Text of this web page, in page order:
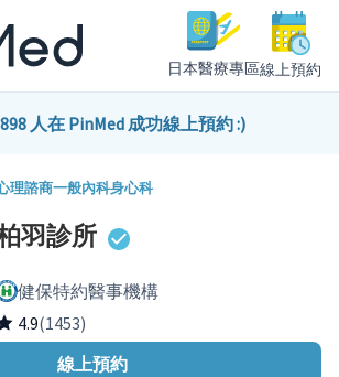
日本醫療專區線上預約
所
我是醫療人員
人在 PinMed 成功線上預約 :)
理諮商一般內科身心科
羽診所
健保特約醫事機構
4.9(1453)
線上預約